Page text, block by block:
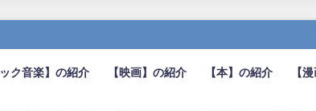
ック音楽】の紹介 【映画】の紹介 【本】の紹介 【